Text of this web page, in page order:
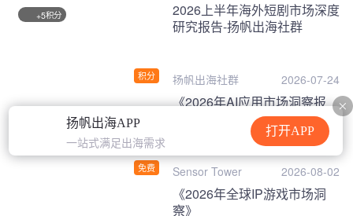
扬帆出海APP
一站式满足出海需求
打开APP
+5积分
积分
2026上半年海外短剧市场深度
研究报告-扬帆出海社群
扬帆出海社群 2026-07-24
免费
《2026年AI应用市场洞察报
Sensor Tower 2026-08-02
《2026年全球IP游戏市场洞
察》